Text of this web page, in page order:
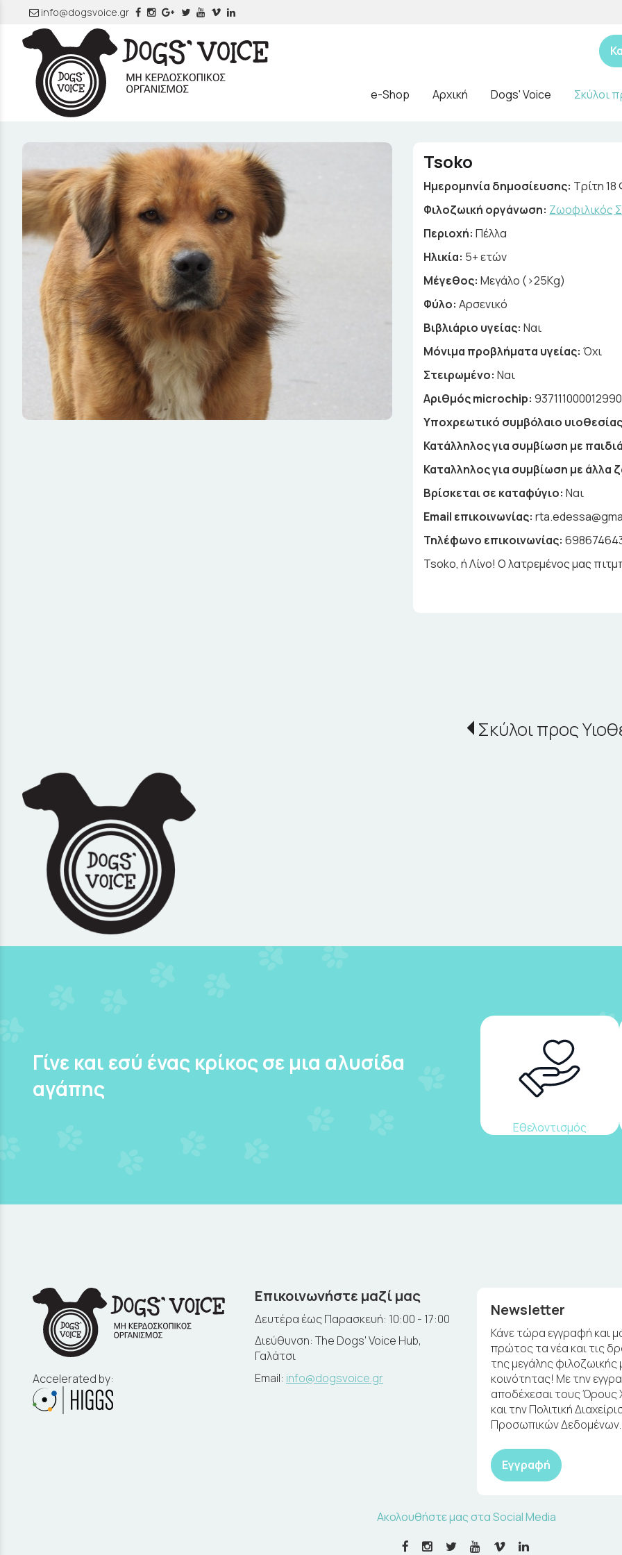
info@dogsvoice.gr
e-Shop Αρχική Dogs' Voice Σκύλοι
Tsoko
Ημερομηνία δημοσίευσης: Τρίτη
Φιλοζωική οργάνωση: Ζωοφιλικός
Περιοχή:Πέλλα
Ηλικία: 5+ ετών
Μέγεθος:Μεγάλο (>25Kg)
Φύλο:Αρσενικό
Βιβλιάριο υγείας: Ναι
Μόνιμα προβλήματα υγείας: Όχι
Στειρωμένο: Ναι
Αριθμός microchip: 937111000012990
Υποχρεωτικό συμβόλαιο
Κατάλληλος για συμβίωση με
Καταλληλος για συμβίωση με άλλα
Βρίσκεται σε καταφύγιο: Ναι
Email επικοινωνίας:
Τηλέφωνο επικοινωνίας:
Tsoko, ή Λίνο! Ο λατρεμένος μας
Σκύλοι προς
Γίνε και εσύ ένας κρίκος σε μια αλυσίδα
αγάπης
Εθελοντισμός
Accelerated by:
Επικοινωνήστε μαζί μας
Δευτέρα έως Παρασκευή: 10:00 - 17:00
Διεύθυνση: The Dogs' Voice Hub,
Γαλάτσι
Email: info@dogsvoice.gr
Newsletter
Κάνε τώρα εγγραφή και
πρώτος τα νέα και τις
της μεγάλης φιλοζωικής
κοινότητας! Με την
αποδέχεσαι τους Όρους
και την Πολιτική
Προσωπικών Δεδομένων.
Εγγραφή
Ακολουθήστε μας στα Social Media